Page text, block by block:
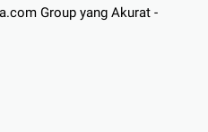
Group yang Akurat -